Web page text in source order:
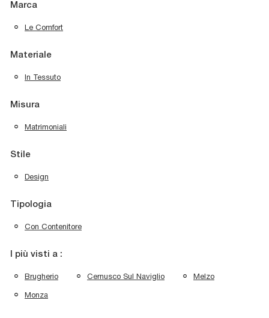
Marca
Le Comfort
Materiale
In Tessuto
Misura
Matrimoniali
Stile
Design
Tipologia
Con Contenitore
I più visti a :
Brugherio Cernusco Sul Naviglio Melzo
Monza